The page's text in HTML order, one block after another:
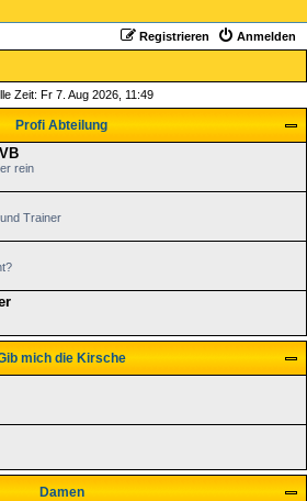
Anmelden
Registrieren
Zeit: Fr 7. Aug 2026, 11:49
Profi Abteilung
rein
Trainer
mich die Kirsche
Damen